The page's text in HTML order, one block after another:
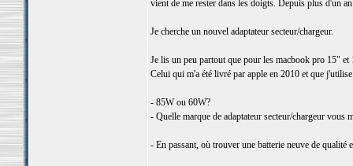
vient de me rester dans les doigts. Depuis plus d'un
Je cherche un nouvel adaptateur secteur/chargeur.
Je lis un peu partout que pour les macbook pro 15"
Celui qui m'a été livré par apple en 2010 et que
- 85W ou 60W?
- Quelle marque de adaptateur secteur/chargeur vous
- En passant, où trouver une batterie neuve de qualité